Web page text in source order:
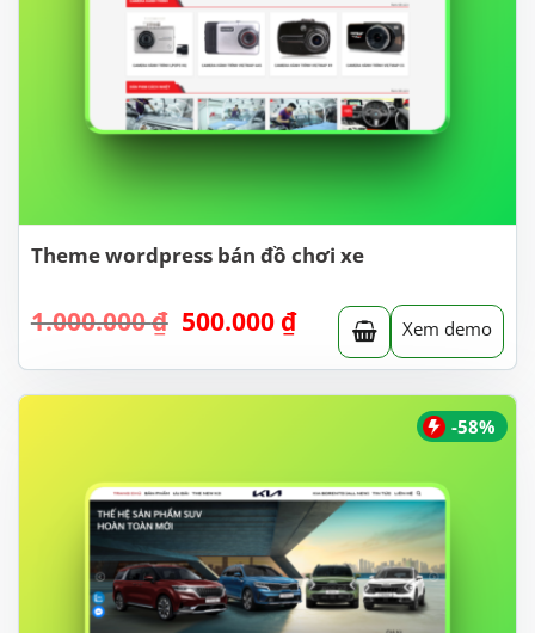
Theme wordpress bán đồ chơi xe
1.000.000₫ Giá
là:
1.000.000 ₫.
500.000 ₫Giá
hiện
tại
là:
Xem demo
-58%